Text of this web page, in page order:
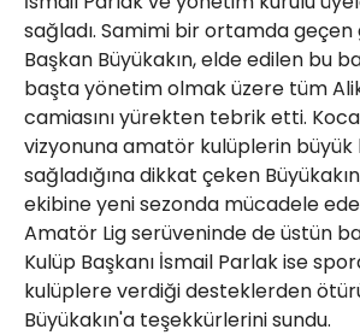
sağladı. Samimi bir ortamda
Başkan Büyükakın, elde edilen bu
başta yönetim olmak üzere tüm
camiasını yürekten tebrik etti.
vizyonuna amatör kulüplerin büyük
sağladığına dikkat çeken
ekibine yeni sezonda mücadele
Amatör Lig serüveninde de üstün
Kulüp Başkanı İsmail Parlak ise
kulüplere verdiği desteklerden
Büyükakın'a teşekkürlerini sundu.